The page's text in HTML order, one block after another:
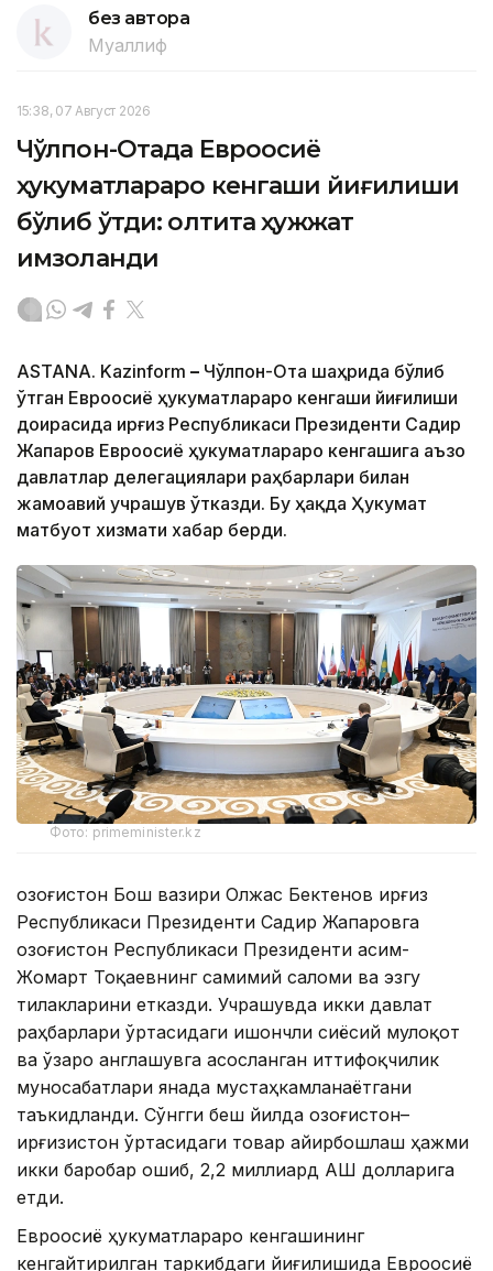
без автора
Муаллиф
15:38, 07 Август 2026
Чўлпон-Отада Евроосиё
ҳукуматлараро кенгаши йиғилиши
бўлиб ўтди: олтита ҳужжат
имзоланди
ASTANA. Kazinform – Чўлпон-Ота шаҳрида бўлиб
ўтган Евроосиё ҳукуматлараро кенгаши йиғилиши
доирасида Қирғиз Республикаси Президенти Садир
Жапаров Евроосиё ҳукуматлараро кенгашига аъзо
давлатлар делегациялари раҳбарлари билан
жамоавий учрашув ўтказди. Бу ҳақда Ҳукумат
матбуот хизмати хабар берди.
Фото: primeminister.kz
Қозоғистон Бош вазири Олжас Бектенов Қирғиз
Республикаси Президенти Садир Жапаровга
Қозоғистон Республикаси Президенти Қасим-
Жомарт Тоқаевнинг самимий саломи ва эзгу
тилакларини етказди. Учрашувда икки давлат
раҳбарлари ўртасидаги ишончли сиёсий мулоқот
ва ўзаро англашувга асосланган иттифоқчилик
муносабатлари янада мустаҳкамланаётгани
таъкидланди. Сўнгги беш йилда Қозоғистон–
Қирғизистон ўртасидаги товар айирбошлаш ҳажми
икки баробар ошиб, 2,2 миллиард АҚШ долларига
етди.
Евроосиё ҳукуматлараро кенгашининг
кенгайтирилган таркибдаги йиғилишида Евроосиё